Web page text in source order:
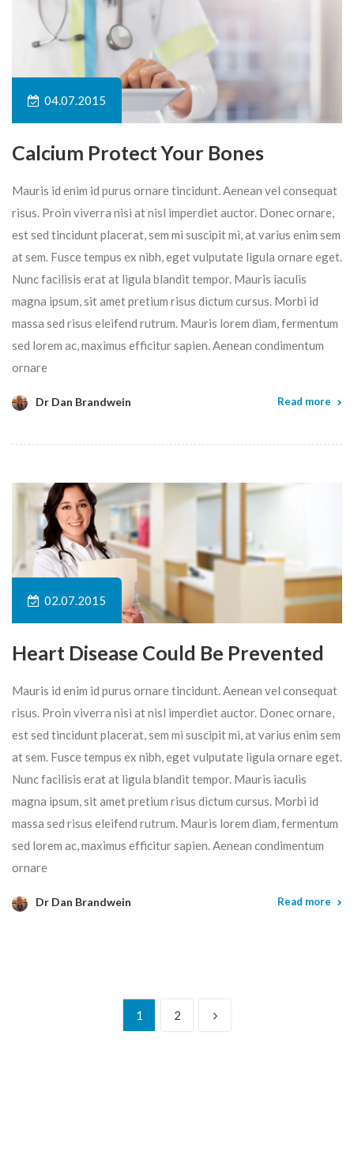
04.07.2015
Calcium Protect Your Bones
Mauris id enim id purus ornare tincidunt. Aenean vel consequat
risus. Proin viverra nisi at nisl imperdiet auctor. Donec ornare,
est sed tincidunt placerat, sem mi suscipit mi, at varius enim sem
at sem. Fusce tempus ex nibh, eget vulputate ligula ornare eget.
Nunc facilisis erat at ligula blandit tempor. Mauris iaculis
magna ipsum, sit amet pretium risus dictum cursus. Morbi id
massa sed risus eleifend rutrum. Mauris lorem diam, fermentum
sed lorem ac, maximus efficitur sapien. Aenean condimentum
ornare
Dr Dan Brandwein Read more
02.07.2015
Heart Disease Could Be Prevented
Mauris id enim id purus ornare tincidunt. Aenean vel consequat
risus. Proin viverra nisi at nisl imperdiet auctor. Donec ornare,
est sed tincidunt placerat, sem mi suscipit mi, at varius enim sem
at sem. Fusce tempus ex nibh, eget vulputate ligula ornare eget.
Nunc facilisis erat at ligula blandit tempor. Mauris iaculis
magna ipsum, sit amet pretium risus dictum cursus. Morbi id
massa sed risus eleifend rutrum. Mauris lorem diam, fermentum
sed lorem ac, maximus efficitur sapien. Aenean condimentum
ornare
Dr Dan Brandwein Read more
1 2